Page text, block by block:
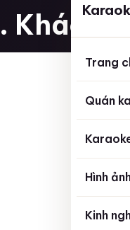
Trang
Quán
Hình
Kinh
Khách